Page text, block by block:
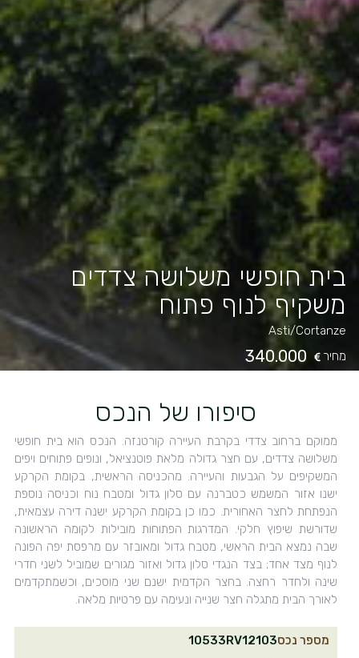
בית חופשי משלושה צדדים
משקיף לנוף פתוח
Asti/Cortanze
מחיר
340.000
סיפורו של הנכס
ממוקם ברחוב צדדי בקרבת העיירה קורטנזה. הנכס הוא בית חופשי
משלושה צדדים, עם חצר גדולה מלאת פוטנציאל, ונופים פתוחים ויפים
המשקיפים על הגבעות והעיירה. מהכניסה הראשית, בקומת הקרקע
ישנו אזור המשמש כטברנה עם סלון גדול ומטבח נוח וכניסה נוספת
הנפתחת לחצר האחורית. כמו כן בקומת הקרקע ישנה דירה עצמאית,
שדורשת שיפוץ חלקי. המדרגות הפתוחות מובילות לקומה הראשונה
שבה נמצא הבית הראשי, מטבח גדול ומאובזר עם מרפסת יפה הפונה
לנוף מצד אחד; בצד הנגדי סלון גדול ואזור מגורים שמוביל לשני חדרי
שינה ולחדר רחצה. בחצר הקדמית ישנם שני מוסכים, וכשמתקדמים
לאורך הבית מתגלה חצר שנייה ונעימה עם פרטיות מלאה.
מספר נכס10533RV12103